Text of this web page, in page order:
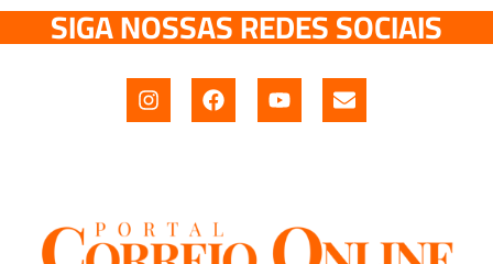
SIGA NOSSAS REDES SOCIAIS